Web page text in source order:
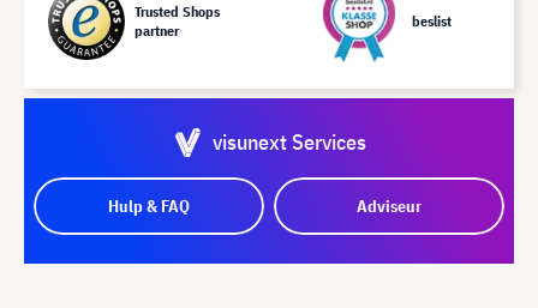
Trusted Shops
partner
beslist
visunext Services
Hulp & FAQ Adviseur